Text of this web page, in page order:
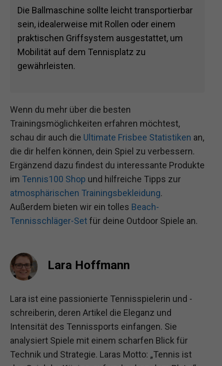
Die Ballmaschine sollte leicht transportierbar
sein, idealerweise mit Rollen oder einem
praktischen Griffsystem ausgestattet, um
Mobilität auf dem Tennisplatz zu
gewährleisten.
Wenn du mehr über die besten
Trainingsmöglichkeiten erfahren möchtest,
schau dir auch die Ultimate Frisbee Statistiken an,
die dir helfen können, dein Spiel zu verbessern.
Ergänzend dazu findest du interessante Produkte
im Tennis100 Shop und hilfreiche Tipps zur
atmosphärischen Trainingsbekleidung.
Außerdem bieten wir ein tolles Beach-
Tennisschläger-Setfür deine Outdoor Spiele an.
Lara Hoffmann
Lara ist eine passionierte Tennisspielerin und -
schreiberin, deren Artikel die Eleganz und
Intensität des Tennissports einfangen. Sie
analysiert Spiele mit einem scharfen Blick für
Technik und Strategie. Laras Motto: „Tennis ist